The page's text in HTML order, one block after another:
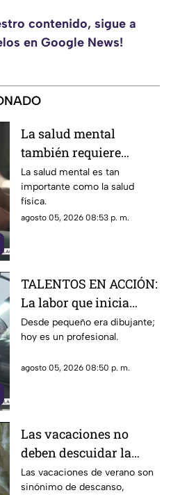
contenido, sigue a
en Google News!
La salud mental
también requiere
atención
La salud mental es tan
importante como la salud
física.
agosto 05, 2026 08:53 p. m.
TALENTOS EN ACCIÓN:
La labor que inicia
desde la creatividad
Desde pequeño era dibujante;
hoy es un profesional.
agosto 05, 2026 08:50 p. m.
Las vacaciones no
deben descuidar la
alimentación infantil
Las vacaciones de verano son
sinónimo de descanso,